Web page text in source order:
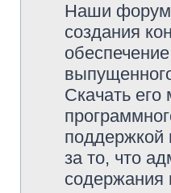
Наши
создания
Скачать
поддержкой
за то, что
содержания